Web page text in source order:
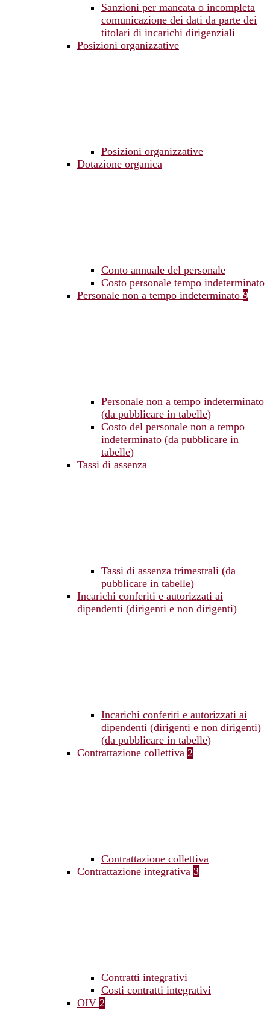
Sanzioni per mancata o incompleta
comunicazione dei dati da parte dei
titolari di incarichi dirigenziali
Posizioni organizzative
Posizioni organizzative
Dotazione organica
Conto annuale del personale
Costo personale tempo indeterminato
Personale non a tempo indeterminato 9
Personale non a tempo indeterminato
(da pubblicare in tabelle)
Costo del personale non a tempo
indeterminato (da pubblicare in
tabelle)
Tassi di assenza
Tassi di assenza trimestrali (da
pubblicare in tabelle)
Incarichi conferiti e autorizzati ai
dipendenti (dirigenti e non dirigenti)
Incarichi conferiti e autorizzati ai
dipendenti (dirigenti e non dirigenti)
(da pubblicare in tabelle)
Contrattazione collettiva 2
Contrattazione collettiva
Contrattazione integrativa 3
Contratti integrativi
Costi contratti integrativi
OIV 2